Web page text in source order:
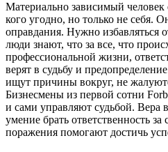
Материально зависимый человек
кого угодно, но только не себя.
оправдания. Нужно избавляться
люди знают, что за все, что
профессиональной жизни,
верят в судьбу и
ищут причины вокруг, не
Бизнесмены из первой сотни
и сами управляют судьбой. Вера
умение брать ответственность
поражения помогают достичь